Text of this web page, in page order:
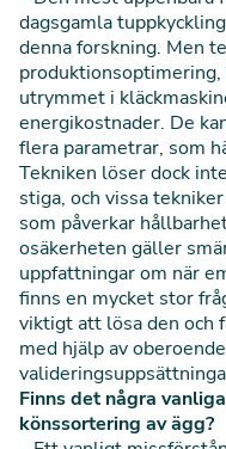
dagsgamla
denna forskning. Men
utrymmet i
energikostnader. De
flera parametrar, som
Tekniken löser dock
stiga, och vissa
som påverkar
osäkerheten gäller
uppfattningar om när
finns en mycket stor
viktigt att lösa den och
med hjälp av
Finns det några
könssortering av ägg?